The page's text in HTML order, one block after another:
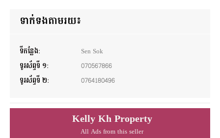
ទាក់ទងតាមរយ៖
ទីកន្លែង:
Sen Sok
ទូរស័ព្ទទី ១:
070567866
ទូរស័ព្ទទី ២:
0764180496
Kelly Kh Property
All Ads from this seller